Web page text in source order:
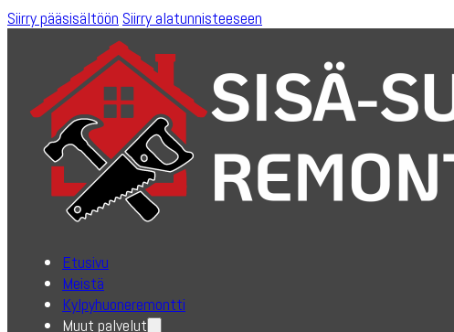
Siirry pääsisältöön Siirry alatunnisteeseen
Etusivu
Meistä
Kylpyhuoneremontti
Muut palvelut